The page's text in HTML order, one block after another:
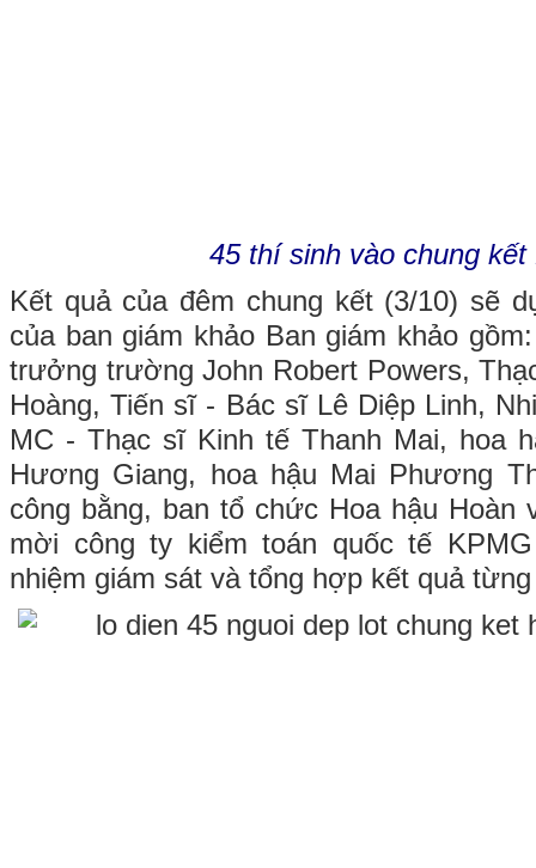
45 thí sinh vào chung kết
Kết quả của đêm chung kết (3/10) sẽ
của ban giám khảo Ban giám khảo
trưởng trường John Robert Powers,
Hoàng, Tiến sĩ - Bác sĩ Lê Diệp Linh,
MC - Thạc sĩ Kinh tế Thanh Mai, hoa
Hương Giang, hoa hậu Mai Phương
công bằng, ban tổ chức Hoa hậu Hoàn
mời công ty kiểm toán quốc tế
nhiệm giám sát và tổng hợp kết quả